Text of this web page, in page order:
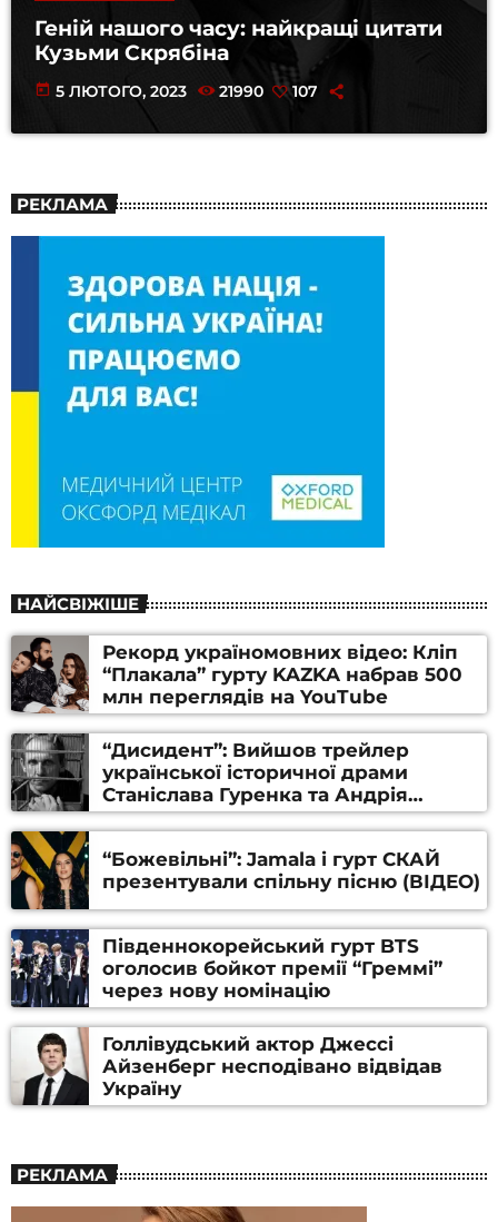
Геній нашого часу: найкращі цитати
Кузьми Скрябіна
today 5 ЛЮТОГО, 2023 21990 107
РЕКЛАМА
НАЙСВІЖІШЕ
Рекорд україномовних відео: Кліп
“Плакала” гурту KAZKA набрав 500
млн переглядів на YouTube
“Дисидент”: Вийшов трейлер
української історичної драми
Станіслава Гуренка та Андрія
Алфьорова (ВІДЕО)
“Божевільні”: Jamala і гурт СКАЙ
презентували спільну пісню (ВІДЕО)
Південнокорейський гурт BTS
оголосив бойкот премії “Греммі”
через нову номінацію
Голлівудський актор Джессі
Айзенберг несподівано відвідав
Україну
РЕКЛАМА